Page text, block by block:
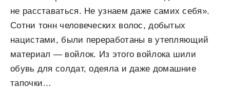
не расставаться. Не узнаем даже самих себя».
Сотни тонн человеческих волос, добытых
нацистами, были переработаны в утепляющий
материал — войлок. Из этого войлока шили
обувь для солдат, одеяла и даже домашние
тапочки…